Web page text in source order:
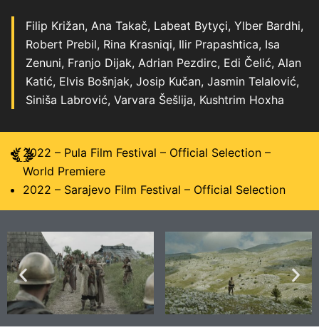
Filip Križan, Ana Takač, Labeat Bytyçi, Ylber Bardhi,
Robert Prebil, Rina Krasniqi, Ilir Prapashtica, Isa
Zenuni, Franjo Dijak, Adrian Pezdirc, Edi Čelić, Alan
Katić, Elvis Bošnjak, Josip Kučan, Jasmin Telalović,
Siniša Labrović, Varvara Šešlija, Kushtrim Hoxha
2022 – Pula Film Festival – Official Selection –
World Premiere
2022 – Sarajevo Film Festival – Official Selection